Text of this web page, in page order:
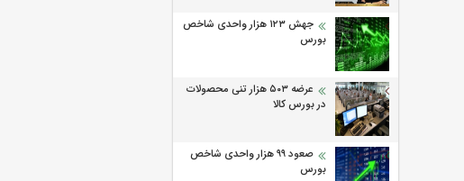
جهش ۱۲۳ هزار واحدی شاخص
بورس
عرضه ۵۰۳ هزار تنی محصولات
در بورس کالا
صعود ۹۹ هزار واحدی شاخص
بورس